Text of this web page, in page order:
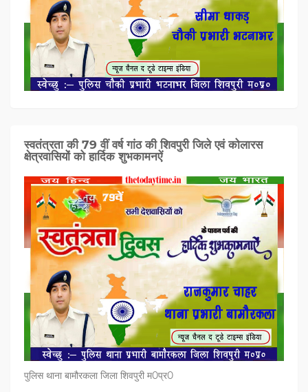
स्वतंत्रता की 79 वीं वर्ष गांठ की शिवपुरी जिले एवं कोलारस
क्षेत्रवासियों को हार्दिक शुभकामनऐं
पुलिस थाना बामौरकला जिला शिवपुरी म0प्र0